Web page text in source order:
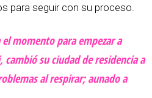
para seguir con su proceso.
momento para empezar a
su ciudad de residencia a
al respirar; aunado a